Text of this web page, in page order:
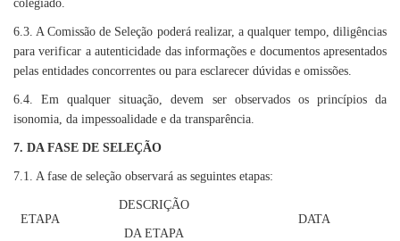
colegiado.
6.3. A Comissão de Seleção poderá realizar, a qualquer tempo, diligências
para verificar a autenticidade das informações e documentos apresentados
pelas entidades concorrentes ou para esclarecer dúvidas e omissões.
6.4. Em qualquer situação, devem ser observados os princípios da
isonomia, da impessoalidade e da transparência.
7. DA FASE DE SELEÇÃO
7.1. A fase de seleção observará as seguintes etapas:
ETAPA
DESCRIÇÃO
DA ETAPA
DATA